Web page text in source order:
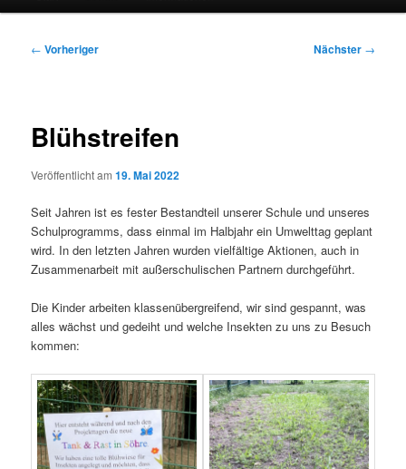
Beitragsnavigation
← Vorheriger Nächster →
Blühstreifen
Veröffentlicht am19. Mai 2022
Seit Jahren ist es fester Bestandteil unserer Schule und unseres
Schulprogramms, dass einmal im Halbjahr ein Umwelttag geplant
wird. In den letzten Jahren wurden vielfältige Aktionen, auch in
Zusammenarbeit mit außerschulischen Partnern durchgeführt.
Die Kinder arbeiten klassenübergreifend, wir sind gespannt, was
alles wächst und gedeiht und welche Insekten zu uns zu Besuch
kommen: